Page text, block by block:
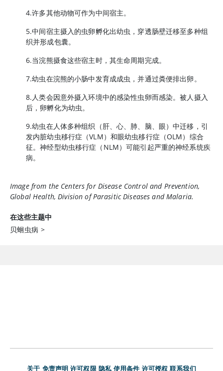
4.许多其他动物可作为中间宿主。
5.中间宿主摄入的虫卵孵化出幼虫，穿透肠壁迁移至多种组
织并形成包囊。
6.当浣熊摄食这些宿主时，其生命周期完成。
7.幼虫在浣熊的小肠中发育成成虫，并通过粪便排出卵。
8.人类会因意外摄入环境中的感染性虫卵而感染。被人摄入
后，卵孵化为幼虫。
9.幼虫在人体多种组织（肝、心、肺、脑、眼）中迁移，引
发内脏幼虫移行症（VLM）和眼幼虫移行症（OLM）综合
征。神经型幼虫移行症（NLM）可能引起严重的神经系统疾
病。
Image from the Centers for Disease Control and Prevention,
Global Health, Division of Parasitic Diseases and Malaria.
在这些主题中
贝蛔虫病 >
关于 免责声明 许可权限 隐私 使用条件 许可授权 联系我们